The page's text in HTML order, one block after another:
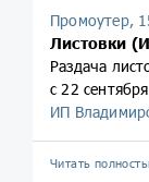
Промоутер,
Листовки
Раздача
с 22
ИП
Читать